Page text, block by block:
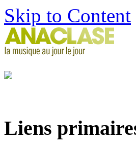
Skip to Content
Liens